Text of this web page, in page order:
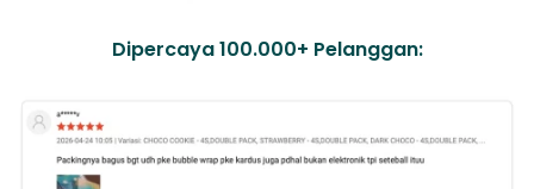
Dipercaya 100.000+ Pelanggan: